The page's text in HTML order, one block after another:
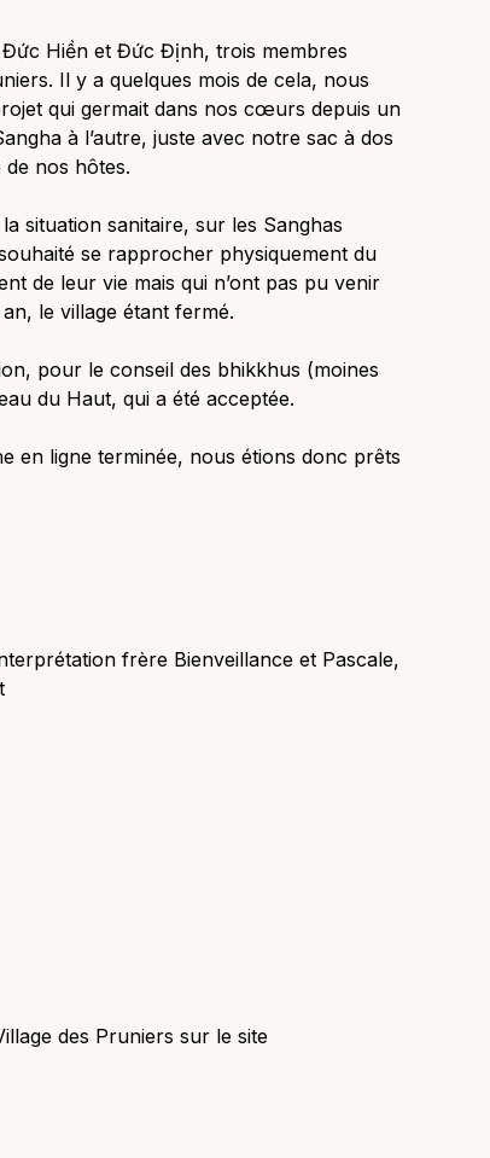
Hiền et Đức Định, trois membres
Il y a quelques mois de cela, nous
qui germait dans nos cœurs depuis un
à l’autre, juste avec notre sac à dos
de nos hôtes.
la situation sanitaire, sur les Sanghas
se rapprocher physiquement du
de leur vie mais qui n’ont pas pu venir
le village étant fermé.
pour le conseil des bhikkhus (moines
du Haut, qui a été acceptée.
en ligne terminée, nous étions donc prêts
frère Bienveillance et Pascale,
des Pruniers sur le site